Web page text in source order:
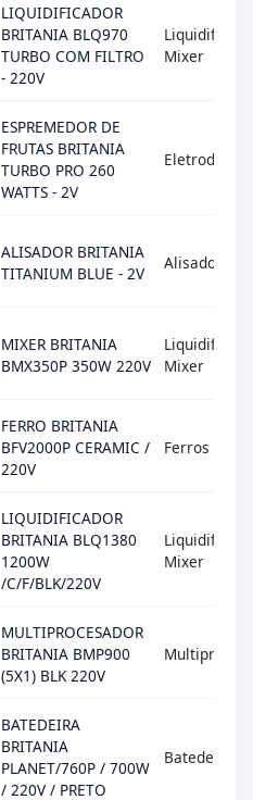
LIQUIDIFICADOR
BRITANIA BLQ970
TURBO COM FILTRO
- 220V
Mixer
ESPREMEDOR DE
FRUTAS BRITANIA
TURBO PRO 260
WATTS - 2V
ALISADOR BRITANIA
TITANIUM BLUE - 2V
Alisadores
MIXER BRITANIA
BMX350P 350W 220V
Mixer
FERRO BRITANIA
BFV2000P CERAMIC /
220V
Ferros
LIQUIDIFICADOR
BRITANIA BLQ1380
1200W
/C/F/BLK/220V
Mixer
MULTIPROCESADOR
BRITANIA BMP900
(5X1) BLK 220V
BATEDEIRA
BRITANIA
PLANET/760P / 700W
/ 220V / PRETO
Batedeiras